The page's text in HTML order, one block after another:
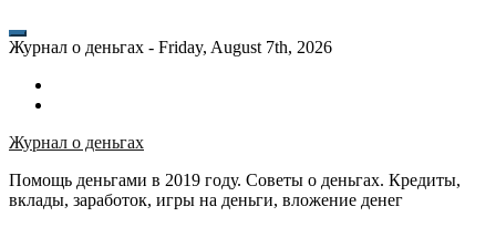
Журнал о деньгах - Friday, August 7th, 2026
банка
24
для
взять
WebMoney?
Журнал о деньгах
Помощь деньгами в 2019 году. Советы о деньгах. Кредиты,
вклады, заработок, игры на деньги, вложение денег